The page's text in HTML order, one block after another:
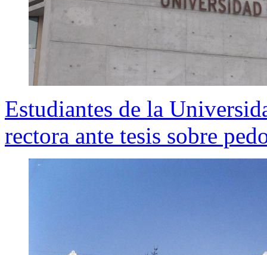
Estudiantes de la
rectora ante tesis sobre